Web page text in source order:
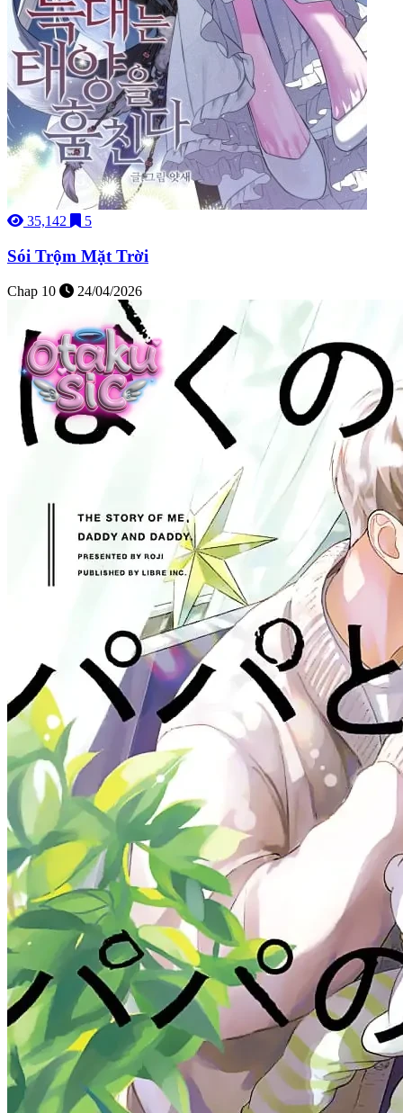
35,142 5
Sói Trộm Mặt Trời
Chap 10 24/04/2026